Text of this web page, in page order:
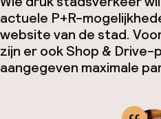
actuele P+R-
website van de stad.
zijn er ook Shop &
aangegeven maximale